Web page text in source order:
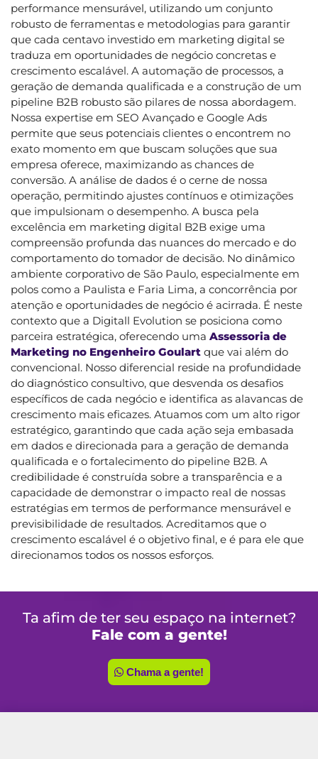
performance mensurável, utilizando um conjunto
robusto de ferramentas e metodologias para garantir
que cada centavo investido em marketing digital se
traduza em oportunidades de negócio concretas e
crescimento escalável. A automação de processos, a
geração de demanda qualificada e a construção de um
pipeline B2B robusto são pilares de nossa abordagem.
Nossa expertise em SEO Avançado e Google Ads
permite que seus potenciais clientes o encontrem no
exato momento em que buscam soluções que sua
empresa oferece, maximizando as chances de
conversão. A análise de dados é o cerne de nossa
operação, permitindo ajustes contínuos e otimizações
que impulsionam o desempenho. A busca pela
excelência em marketing digital B2B exige uma
compreensão profunda das nuances do mercado e do
comportamento do tomador de decisão. No dinâmico
ambiente corporativo de São Paulo, especialmente em
polos como a Paulista e Faria Lima, a concorrência por
atenção e oportunidades de negócio é acirrada. É neste
contexto que a Digitall Evolution se posiciona como
parceira estratégica, oferecendo uma Assessoria de
Marketing no Engenheiro Goulart que vai além do
convencional. Nosso diferencial reside na profundidade
do diagnóstico consultivo, que desvenda os desafios
específicos de cada negócio e identifica as alavancas de
crescimento mais eficazes. Atuamos com um alto rigor
estratégico, garantindo que cada ação seja embasada
em dados e direcionada para a geração de demanda
qualificada e o fortalecimento do pipeline B2B. A
credibilidade é construída sobre a transparência e a
capacidade de demonstrar o impacto real de nossas
estratégias em termos de performance mensurável e
previsibilidade de resultados. Acreditamos que o
crescimento escalável é o objetivo final, e é para ele que
direcionamos todos os nossos esforços.
Ta afim de ter seu espaço na internet?
Fale com a gente!
Chama a gente!